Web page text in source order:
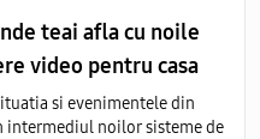
teai afla cu noile
video pentru casa
si evenimentele din
intermediul noilor sisteme de